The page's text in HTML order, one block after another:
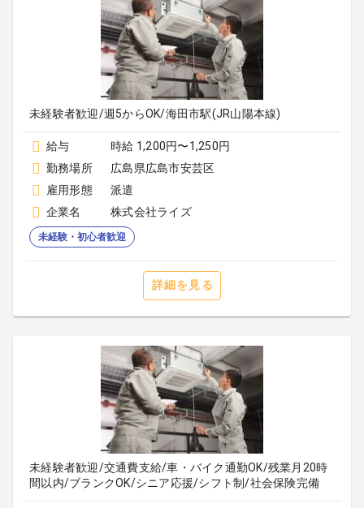
未経験者歓迎/週5からOK/海田市駅(JR山陽本線)
給与
時給 1,200円〜1,250円
勤務場所
広島県広島市安芸区
雇用形態
派遣
企業名
株式会社ライズ
未経験・初心者歓迎
詳細を見る
未経験者歓迎/交通費支給/車・バイク通勤OK/残業月20時
間以内/ブランクOK/シニア応援/シフト制/社会保険完備